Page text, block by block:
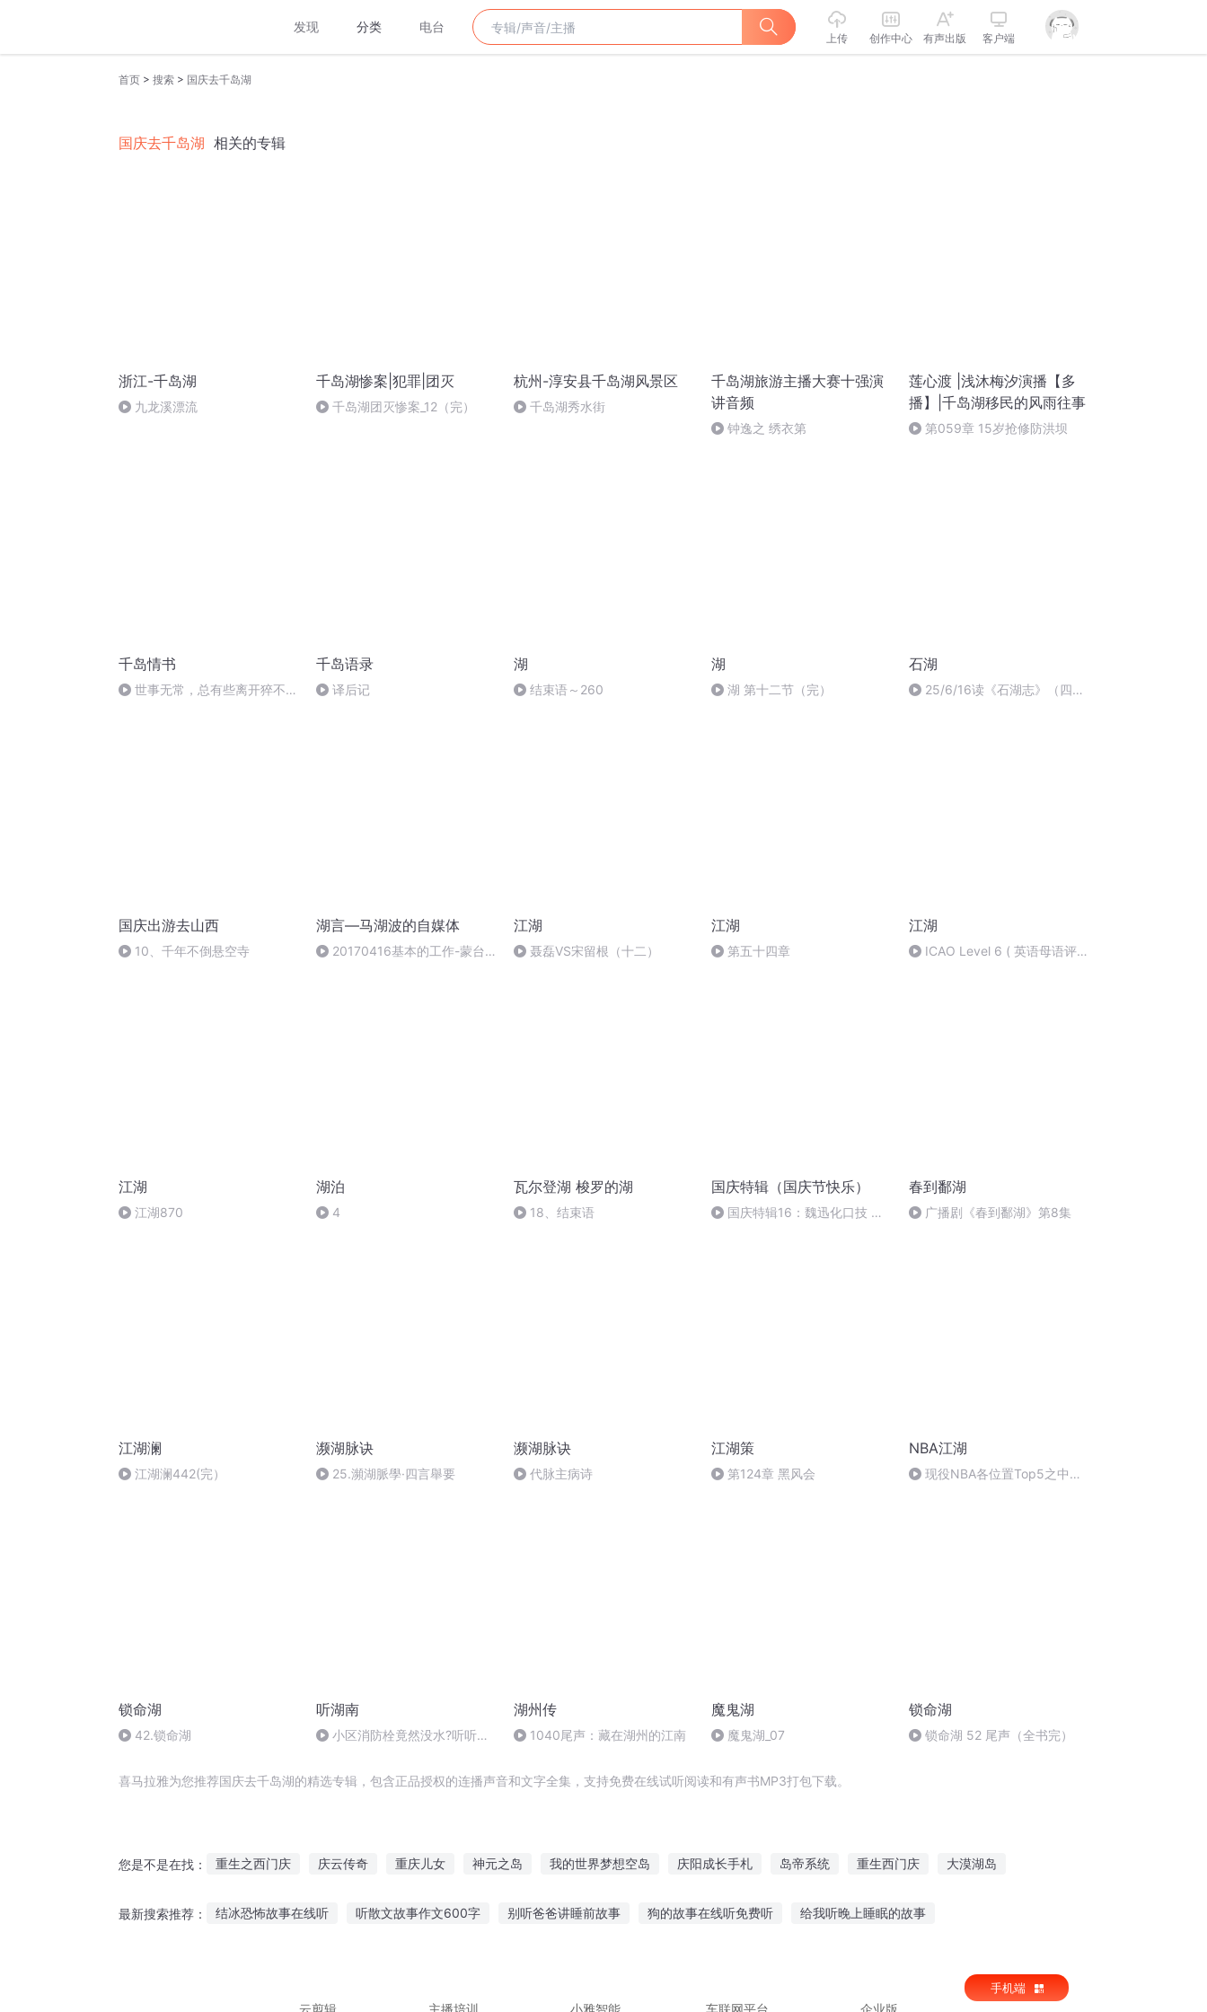
发现 分类 电台
上传 创作中心 有声出版 客户端
首页 > 搜索 > 国庆去千岛湖
国庆去千岛湖 相关的专辑
浙江-千岛湖
九龙溪漂流
千岛湖惨案|犯罪|团灭
千岛湖团灭惨案_12（完）
杭州-淳安县千岛湖风景区
千岛湖秀水街
千岛湖旅游主播大赛十强演
讲音频
钟逸之 绣衣第
莲心渡 |浅沐梅汐演播【多
播】|千岛湖移民的风雨往事
第059章 15岁抢修防洪坝
千岛情书
世事无常，总有些离开猝不及
千岛语录
译后记
湖
结束语～260
湖
湖 第十二节（完）
石湖
25/6/16读《石湖志》（四）
国庆出游去山西
10、千年不倒悬空寺
湖言—马湖波的自媒体
20170416基本的工作-蒙台
江湖
聂磊VS宋留根（十二）
江湖
第五十四章
江湖
ICAO Level 6 ( 英语母语评
江湖
江湖870
湖泊
4
瓦尔登湖 梭罗的湖
18、结束语
国庆特辑（国庆节快乐）
国庆特辑16：魏迅化口技 二
春到鄱湖
广播剧《春到鄱湖》第8集
江湖澜
江湖澜442(完）
濒湖脉诀
25.瀕湖脈學·四言舉要
濒湖脉诀
代脉主病诗
江湖策
第124章 黑风会
NBA江湖
现役NBA各位置Top5之中锋
锁命湖
42.锁命湖
听湖南
小区消防栓竟然没水?听听物
湖州传
1040尾声：藏在湖州的江南
魔鬼湖
魔鬼湖_07
锁命湖
锁命湖 52 尾声（全书完）
喜马拉雅为您推荐国庆去千岛湖的精选专辑，包含正品授权的连播声音和文字全集，支持免费在线试听阅读和有声书MP3打包下载。
您是不是在找： 重生之西门庆 庆云传奇 重庆儿女 神元之岛 我的世界梦想空岛 庆阳成长手札 岛帝系统 重生西门庆 大漠湖岛
最新搜索推荐： 结冰恐怖故事在线听 听散文故事作文600字 别听爸爸讲睡前故事 狗的故事在线听免费听 给我听晚上睡眠的故事
云剪辑
主播培训 小雅智能 车联网平台 企业版
手机端